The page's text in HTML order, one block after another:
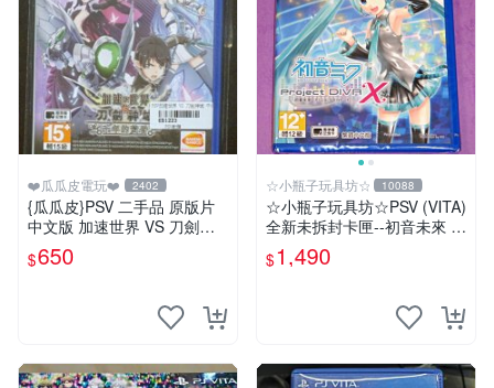
❤️瓜瓜皮電玩❤️ 2402
{瓜瓜皮}PSV 二手品 原版片
中文版 加速世界 VS 刀劍神
域 千年的黃昏(遊戲都能回收)
$650
☆小瓶子玩具坊☆ 10088
☆小瓶子玩具坊☆PSV (VITA)
全新未拆封卡匣--初音未來 名
伶計畫X 中文版
$1,490